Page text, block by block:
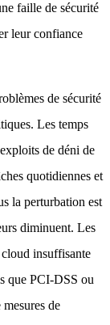
faille de sécurité
leur confiance
de sécurité
Les temps
de déni de
quotidiennes et
la perturbation est
diminuent. Les
insuffisante
que PCI-DSS ou
de